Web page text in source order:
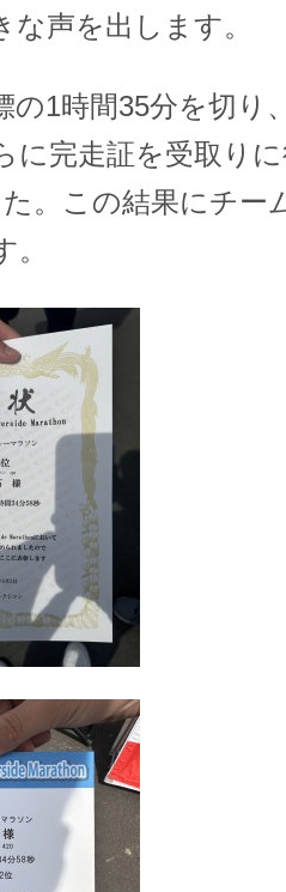
な声を出します。
の1時間35分を切り
に完走証を受取り
。この結果にチー
。